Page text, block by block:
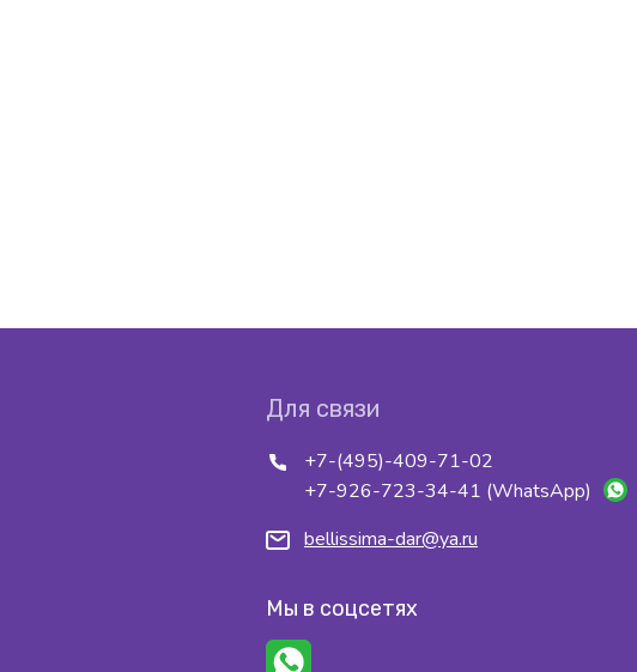
Для связи
+7-(495)-409-71-02
+7-926-723-34-41 (WhatsApp)
bellissima-dar@ya.ru
Мы в соцсетях